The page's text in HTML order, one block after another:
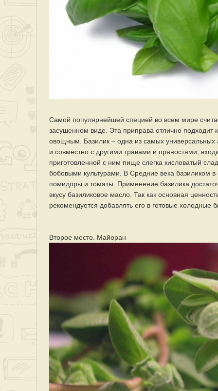
Самой популярнейшей специей во всем мире
засушенном виде. Эта приправа отлично
овощным. Базилик – одна из самых универсальных
и совместно с другими травами и пряностями,
приготовленной с ним пище слегка кисловатый
бобовыми культурами. В Средние века базиликом
помидоры и томаты. Применение базилика
вкусу базиликовое масло. Так как основная
рекомендуется добавлять его в готовые холодные
Второе место. Майоран